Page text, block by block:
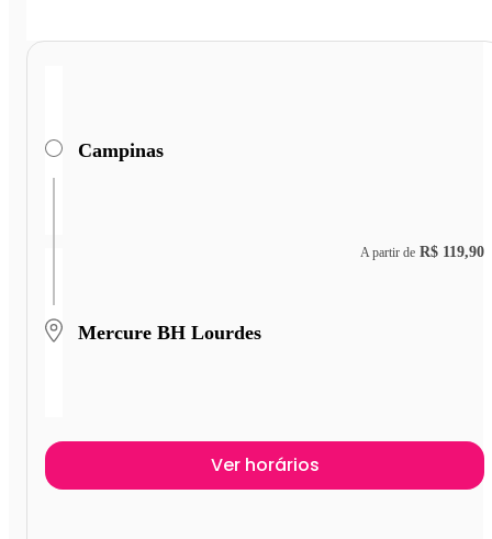
Campinas
Mercure BH Lourdes
A partir de R$ 119,90
Ver horários